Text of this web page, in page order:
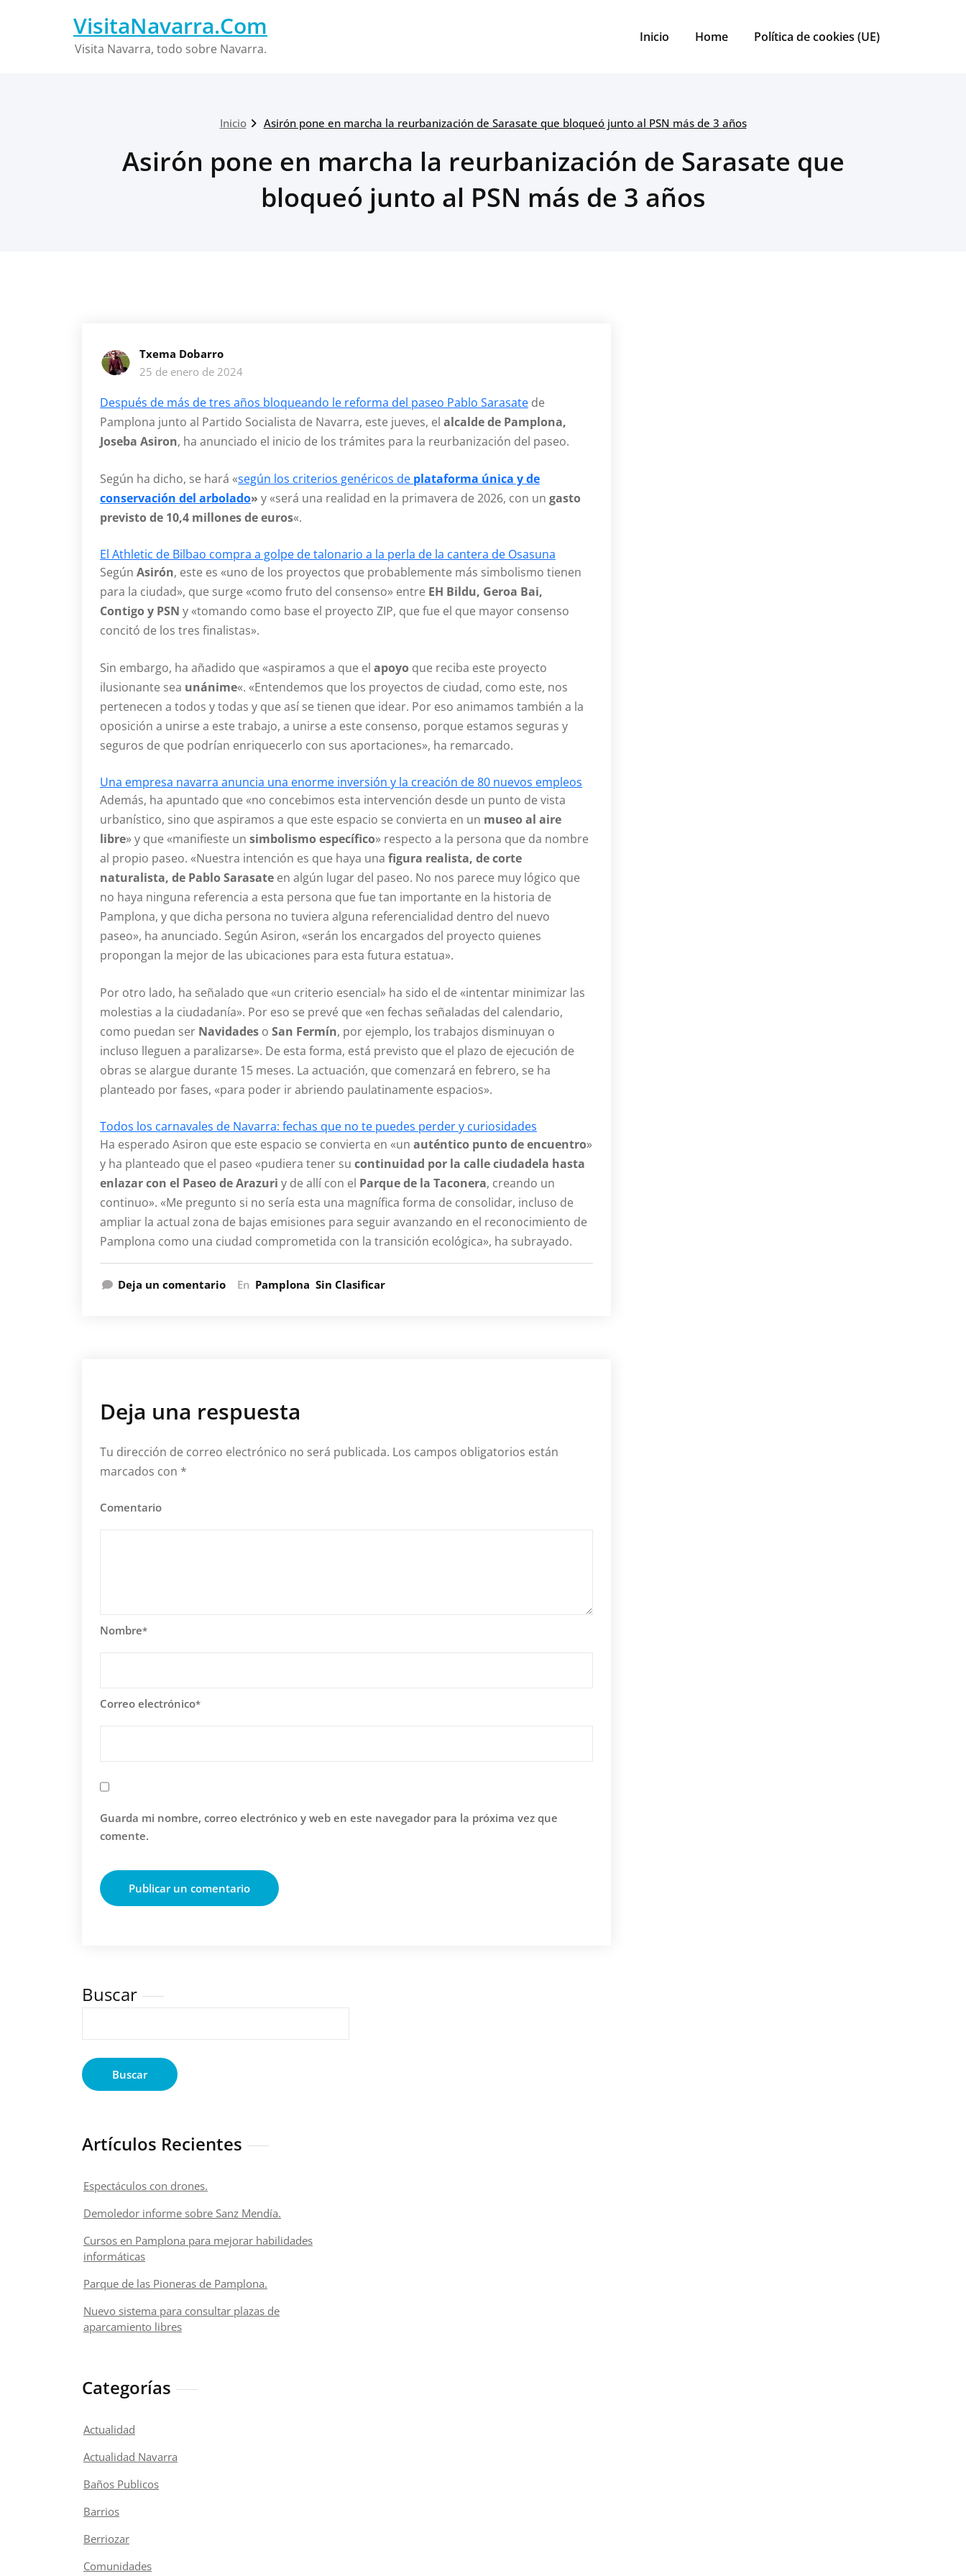
VisitaNavarra.Com
Visita Navarra, todo sobre Navarra.
Inicio Home Política de cookies (UE)
Inicio Asirón pone en marcha la reurbanización de Sarasate que bloqueó junto al PSN más de 3 años
Asirón pone en marcha la reurbanización de Sarasate que
bloqueó junto al PSN más de 3 años
Txema Dobarro
25 de enero de 2024
Después de más de tres años bloqueando le reforma del paseo Pablo Sarasate de
Pamplona junto al Partido Socialista de Navarra, este jueves, el alcalde de Pamplona,
Joseba Asiron, ha anunciado el inicio de los trámites para la reurbanización del paseo.
Según ha dicho, se hará «según los criterios genéricos de plataforma única y de
conservación del arbolado» y «será una realidad en la primavera de 2026, con un gasto
previsto de 10,4 millones de euros«.
El Athletic de Bilbao compra a golpe de talonario a la perla de la cantera de Osasuna
Según Asirón, este es «uno de los proyectos que probablemente más simbolismo tienen
para la ciudad», que surge «como fruto del consenso» entre EH Bildu, Geroa Bai,
Contigo y PSN y «tomando como base el proyecto ZIP, que fue el que mayor consenso
concitó de los tres finalistas».
Sin embargo, ha añadido que «aspiramos a que el apoyo que reciba este proyecto
ilusionante sea unánime«. «Entendemos que los proyectos de ciudad, como este, nos
pertenecen a todos y todas y que así se tienen que idear. Por eso animamos también a la
oposición a unirse a este trabajo, a unirse a este consenso, porque estamos seguras y
seguros de que podrían enriquecerlo con sus aportaciones», ha remarcado.
Una empresa navarra anuncia una enorme inversión y la creación de 80 nuevos empleos
Además, ha apuntado que «no concebimos esta intervención desde un punto de vista
urbanístico, sino que aspiramos a que este espacio se convierta en un museo al aire
libre» y que «manifieste un simbolismo específico» respecto a la persona que da nombre
al propio paseo. «Nuestra intención es que haya una figura realista, de corte
naturalista, de Pablo Sarasate en algún lugar del paseo. No nos parece muy lógico que
no haya ninguna referencia a esta persona que fue tan importante en la historia de
Pamplona, y que dicha persona no tuviera alguna referencialidad dentro del nuevo
paseo», ha anunciado. Según Asiron, «serán los encargados del proyecto quienes
propongan la mejor de las ubicaciones para esta futura estatua».
Por otro lado, ha señalado que «un criterio esencial» ha sido el de «intentar minimizar las
molestias a la ciudadanía». Por eso se prevé que «en fechas señaladas del calendario,
como puedan ser Navidades o San Fermín, por ejemplo, los trabajos disminuyan o
incluso lleguen a paralizarse». De esta forma, está previsto que el plazo de ejecución de
obras se alargue durante 15 meses. La actuación, que comenzará en febrero, se ha
planteado por fases, «para poder ir abriendo paulatinamente espacios».
Todos los carnavales de Navarra: fechas que no te puedes perder y curiosidades
Ha esperado Asiron que este espacio se convierta en «un auténtico punto de encuentro»
y ha planteado que el paseo «pudiera tener su continuidad por la calle ciudadela hasta
enlazar con el Paseo de Arazuri y de allí con el Parque de la Taconera, creando un
continuo». «Me pregunto si no sería esta una magnífica forma de consolidar, incluso de
ampliar la actual zona de bajas emisiones para seguir avanzando en el reconocimiento de
Pamplona como una ciudad comprometida con la transición ecológica», ha subrayado.
Deja un comentario En Pamplona Sin Clasificar
Deja una respuesta
Tu dirección de correo electrónico no será publicada. Los campos obligatorios están
marcados con *
Comentario
Nombre*
Correo electrónico*
Guarda mi nombre, correo electrónico y web en este navegador para la próxima vez que
comente.
Buscar
Buscar
Artículos Recientes
Espectáculos con drones.
Demoledor informe sobre Sanz Mendía.
Cursos en Pamplona para mejorar habilidades
informáticas
Parque de las Pioneras de Pamplona.
Nuevo sistema para consultar plazas de
aparcamiento libres
Categorías
Actualidad
Actualidad Navarra
Baños Publicos
Barrios
Berriozar
Comunidades